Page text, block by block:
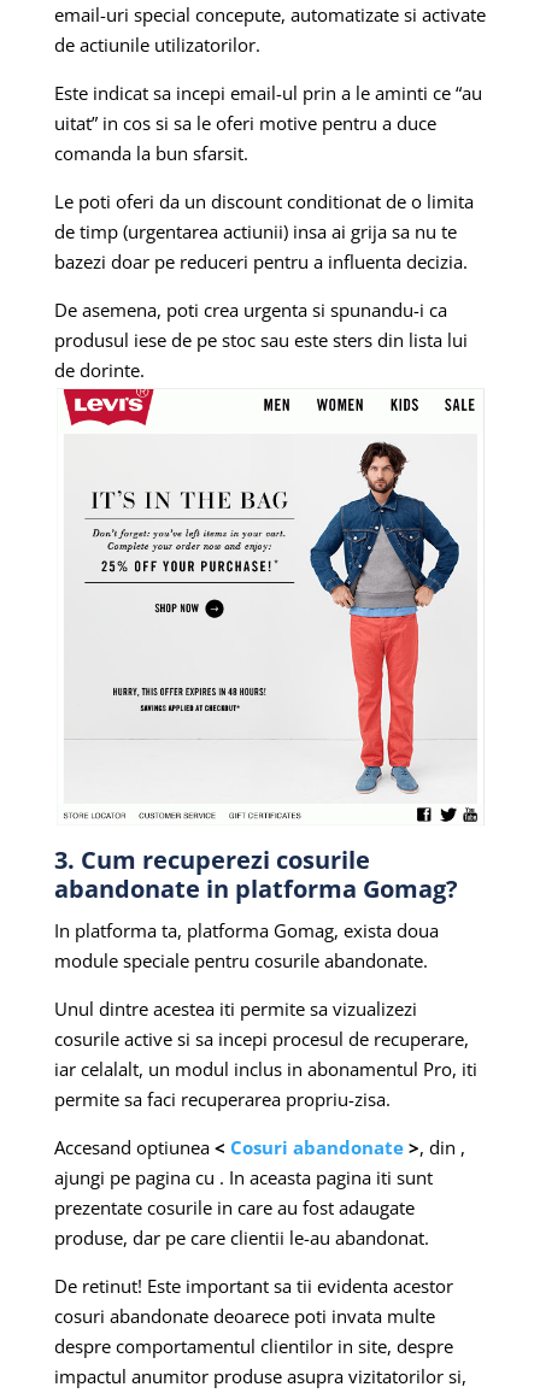
email-uri special concepute, automatizate si activate
de actiunile utilizatorilor.
Este indicat sa incepi email-ul prin a le aminti ce “au
uitat” in cos si sa le oferi motive pentru a duce
comanda la bun sfarsit.
Le poti oferi da un discount conditionat de o limita
de timp (urgentarea actiunii) insa ai grija sa nu te
bazezi doar pe reduceri pentru a influenta decizia.
De asemena, poti crea urgenta si spunandu-i ca
produsul iese de pe stoc sau este sters din lista lui
de dorinte.
3. Cum recuperezi cosurile
abandonate in platforma Gomag?
In platforma ta, platforma Gomag, exista doua
module speciale pentru cosurile abandonate.
Unul dintre acestea iti permite sa vizualizezi
cosurile active si sa incepi procesul de recuperare,
iar celalalt, un modul inclus in abonamentul Pro, iti
permite sa faci recuperarea propriu-zisa.
Accesand optiunea < Cosuri abandonate>, din ,
ajungi pe pagina cu . In aceasta pagina iti sunt
prezentate cosurile in care au fost adaugate
produse, dar pe care clientii le-au abandonat.
De retinut! Este important sa tii evidenta acestor
cosuri abandonate deoarece poti invata multe
despre comportamentul clientilor in site, despre
impactul anumitor produse asupra vizitatorilor si,